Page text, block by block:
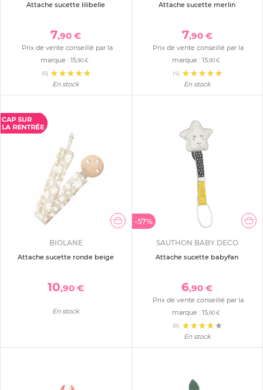
Attache sucette lilibelle
7,90 €
Prix de vente conseillé par la
marque :15 ,90 €
(6)
En stock
Attache sucette merlin
7,90 €
Prix de vente conseillé par la
marque : 15,90 €
(4)
En stock
BIOLANE
Attache sucette ronde beige
10,90 €
En stock
-57%
SAUTHON BABY DECO
Attache sucette babyfan
6,90 €
Prix de vente conseillé par la
marque : 15,90 €
(8)
En stock